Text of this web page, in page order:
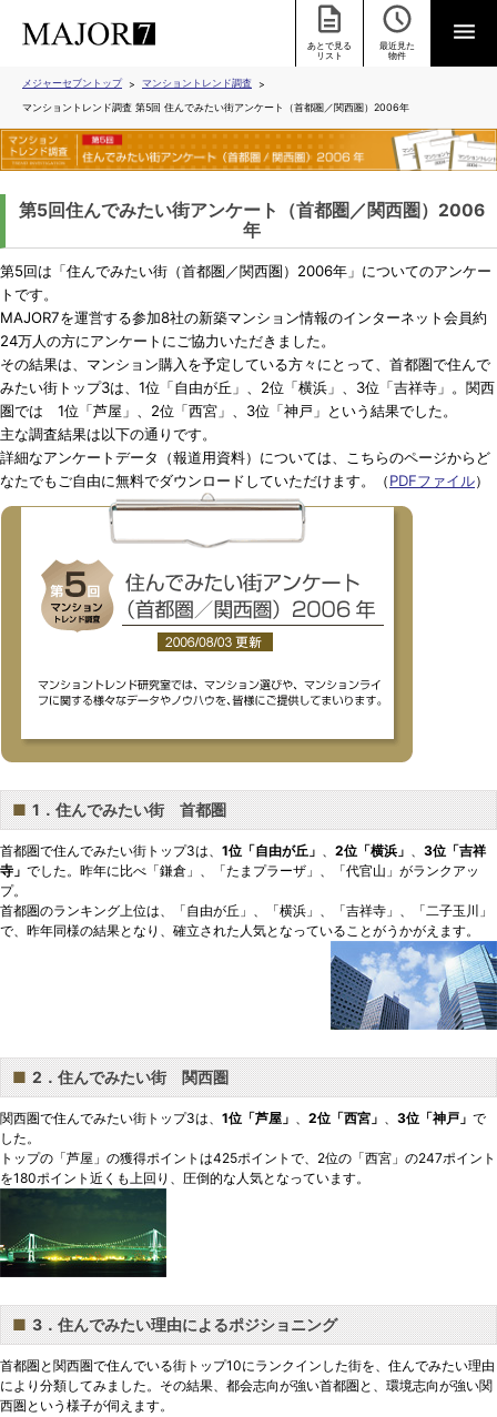
あとで見る
リスト
最近見た
物件
メジャーセブントップ
マンショントレンド調査
マンショントレンド調査 第5回 住んでみたい街アンケート（首都圏／関西圏）2006年
第5回住んでみたい街アンケート（首都圏／関西圏）2006
年
第5回は「住んでみたい街（首都圏／関西圏）2006年」についてのアンケー
トです。
MAJOR7を運営する参加8社の新築マンション情報のインターネット会員約
24万人の方にアンケートにご協力いただきました。
その結果は、マンション購入を予定している方々にとって、首都圏で住んで
みたい街トップ3は、1位「自由が丘」、2位「横浜」、3位「吉祥寺」。関西
圏では 1位「芦屋」、2位「西宮」、3位「神戸」という結果でした。
主な調査結果は以下の通りです。
詳細なアンケートデータ（報道用資料）については、こちらのページからど
なたでもご自由に無料でダウンロードしていただけます。（PDFファイル）
■ 1．住んでみたい街 首都圏
首都圏で住んでみたい街トップ3は、 1位「自由が丘」 、 2位「横浜」 、 3位「吉祥
寺」 でした。昨年に比べ「鎌倉」、「たまプラーザ」、「代官山」がランクアッ
プ。
首都圏のランキング上位は、「自由が丘」、「横浜」、「吉祥寺」、「二子玉川」
で、昨年同様の結果となり、確立された人気となっていることがうかがえます。
■ 2．住んでみたい街 関西圏
関西圏で住んでみたい街トップ3は、 1位「芦屋」 、 2位「西宮」 、 3位「神戸」 で
した。
トップの「芦屋」の獲得ポイントは425ポイントで、2位の「西宮」の247ポイント
を180ポイント近くも上回り、圧倒的な人気となっています。
■ 3．住んでみたい理由によるポジショニング
首都圏と関西圏で住んでいる街トップ10にランクインした街を、住んでみたい理由
により分類してみました。その結果、都会志向が強い首都圏と、環境志向が強い関
西圏という様子が伺えます。